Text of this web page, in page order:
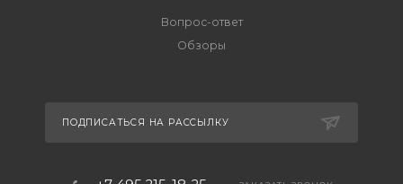
Вопрос-ответ
Обзоры
ПОДПИСАТЬСЯ НА РАССЫЛКУ